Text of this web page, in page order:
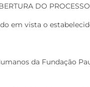
DO
em vista o
da Fundação